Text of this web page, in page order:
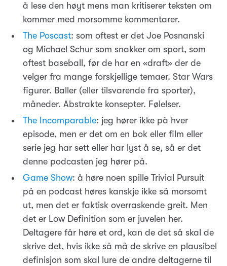
å lese den høyt mens man kritiserer teksten om
kommer med morsomme kommentarer.
The Poscast: som oftest er det Joe Posnanski
og Michael Schur som snakker om sport, som
oftest baseball, før de har en «draft» der de
velger fra mange forskjellige temaer. Star Wars
figurer. Baller (eller tilsvarende fra sporter),
måneder. Abstrakte konsepter. Følelser.
The Incomparable: jeg hører ikke på hver
episode, men er det om en bok eller film eller
serie jeg har sett eller har lyst å se, så er det
denne podcasten jeg hører på.
Game Show: å høre noen spille Trivial Pursuit
på en podcast høres kanskje ikke så morsomt
ut, men det er faktisk overraskende greit. Men
det er Low Definition som er juvelen her.
Deltagere får høre et ord, kan de det så skal de
skrive det, hvis ikke så må de skrive en plausibel
definisjon som skal lure de andre deltagerne til